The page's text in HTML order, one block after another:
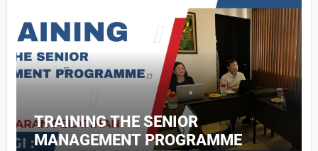
TRAINING THE SENIOR
MANAGEMENT PROGRAMME